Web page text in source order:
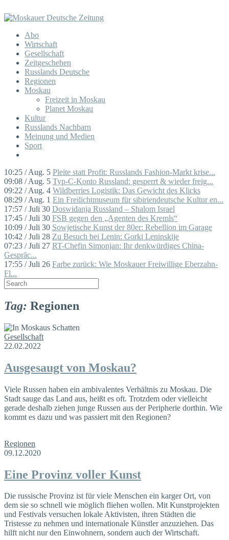
Abo
Wirtschaft
Gesellschaft
Zeitgeschehen
Russlands Deutsche
Regionen
Moskau
Freizeit in Moskau
Planet Moskau
Kultur
Russlands Nachbarn
Meinung und Medien
Sport
10:25 / Aug. 5 Pleite statt Profit: Russlands Fashion-Markt krise...
09:08 / Aug. 5 Typ-C-Konto Russland: gesperrt & wieder freig...
09:22 / Aug. 4 Wildberries Logistik: Das Gewicht des Klicks
08:29 / Aug. 1 Ein Freilichtmuseum für sibiriendeutsche Kultur en...
17:57 / Juli 30 Doswidanja Russland – Shalom Israel
17:45 / Juli 30 FSB gegen den „Agenten des Kremls“
10:09 / Juli 30 Sowjetische Kunst der 80er: Rebellion im Garage
10:42 / Juli 28 Zu Besuch bei Lenin: Gorki Leninskije
07:23 / Juli 27 RT-Chefin Simonjan: Ihr denkwürdiges China-
Gespräc...
17:55 / Juli 26 Farbe zurück: Wie Moskauer Freiwillige Eberzahn-
Fl...
Tag: Regionen
Gesellschaft
22.02.2022
Ausgesaugt von Moskau?
Viele Russen haben ein ambivalentes Verhältnis zu Moskau. Die
Stadt sauge das Land aus, heißt es oft. Trotzdem oder vielleicht
gerade deshalb ziehen junge Russen aus der Peripherie dorthin. Wie
kommt es dazu und was passiert mit den Regionen?
Regionen
09.12.2020
Eine Provinz voller Kunst
Die russische Provinz ist für viele Menschen ein karger Ort, von
dem sie so schnell wie möglich fliehen wollen. Mit Kunstprojekten
und Festivals versuchen lokale Aktivisten, ihren Städten die
Tristesse zu nehmen und internationale Künstler anzuziehen. Das
hilft nicht nur den Einwohnern, sondern auch der Wirtschaft.